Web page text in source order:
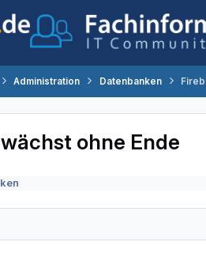
Administration Datenbanken
ohne Ende